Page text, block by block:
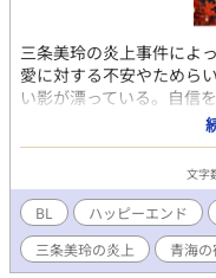
三条美玲の炎上事件によ
愛に対する不安やためら
い影が漂っている。自信
さりげなく支えの手を差
つでも話していいから」
かけとなる。 そんな二
えられ、山間の秘湯「深
包まれた静かな温泉旅館
ぐし、彼の中に眠ってい
る。そして、女将・山崎
文字
BL ハッピーエンド
三条美玲の炎上
青海